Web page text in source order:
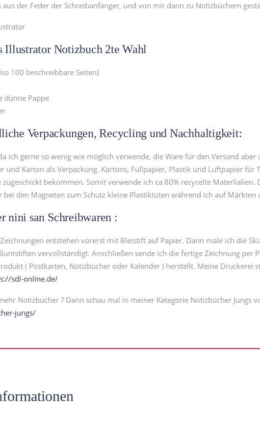
aus der Feder der Schreibanfänger, und von mir dann zu Notizbüchern
Illustrator Notizbuch 2te Wahl
100 beschreibbare Seiten)
dünne Pappe
Verpackungen, Recycling und Nachhaltigkeit:
ich gerne so wenig wie möglich verwende, die Ware für den Versand
und Karton als Verpackung. Kartons, Füllpapier, Plastik und Luftpapier für
bekommen. Somit verwende ich ca 80% recycelte Materlialien.
bei den Magneten zum Schutz kleine Plastiktüten während ich auf Märkten
nini san Schreibwaren :
entstehen vorerst mit Bleistift auf Papier. Dann male ich die
vervollständigt. Anschließen sende ich die fertige Zeichnung per
( Postkarten, Notizbücher oder Kalender ) herstellt. Meine Druckerei
sdl-online.de/
Notizbücher ? Dann schau mal in meiner Kategorie Notizbücher Jungs
jungs/